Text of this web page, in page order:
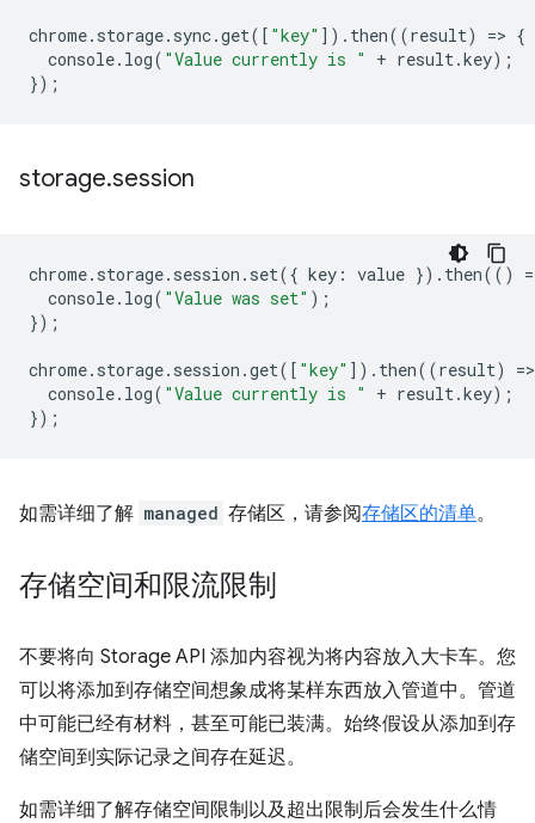
chrome. storage. sync.get([ "key" ]). then((result) => {
console. log( "Value currently is " + result.key);
});
storage.session
chrome. storage. session . set({ key : value }). then(() =
console. log( "Value was set" );
});
chrome. storage. session .get([ "key" ]). then((result) =>
console. log( "Value currently is " + result.key);
});
如需详细了解 managed 存储区，请参阅存储区的清单。
存储空间和限流限制
不要将向 Storage API 添加内容视为将内容放入大卡车。您
可以将添加到存储空间想象成将某样东西放入管道中。管道
中可能已经有材料，甚至可能已装满。始终假设从添加到存
储空间到实际记录之间存在延迟。
如需详细了解存储空间限制以及超出限制后会发生什么情